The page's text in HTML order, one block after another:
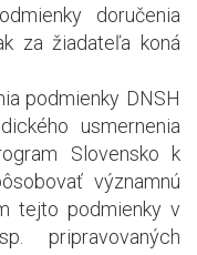
doručenia
za žiadateľa koná
podmienky DNSH
usmernenia
Slovensko k
významnú
tejto podmienky v
pripravovaných